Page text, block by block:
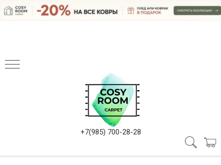
+7(985) 700-28-28